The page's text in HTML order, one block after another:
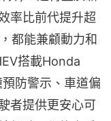
率比前代提升超
都能兼顧動力和
搭載Honda
防警示、車道偏
者提供更安心可